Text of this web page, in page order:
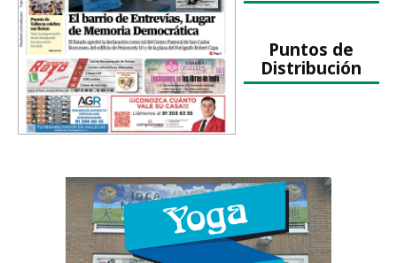
Puntos de
Distribución